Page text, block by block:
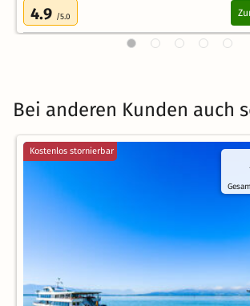
4.9 /5.0
Bei anderen Kunden auch
Kostenlos stornierbar